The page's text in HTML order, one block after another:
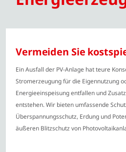
Vermeiden Sie
Ein Ausfall der PV-Anlage hat teure
Stromerzeugung für die Eigennutzung
Energieeinspeisung entfallen und
entstehen. Wir bieten umfassende
Überspannungsschutz, Erdung und
äußeren Blitzschutz von